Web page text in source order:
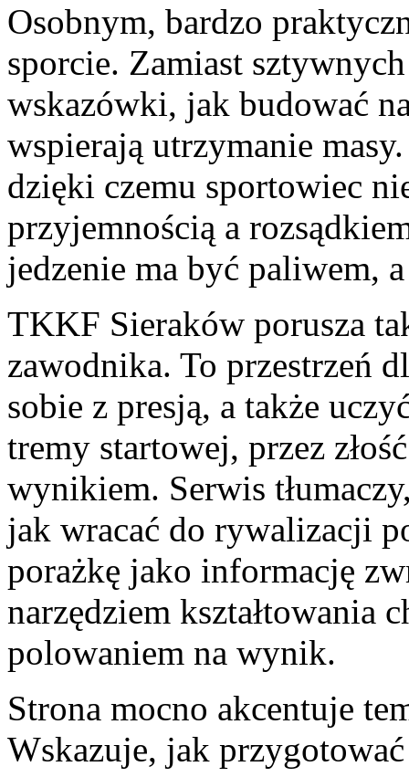
Osobnym, bardzo
sporcie. Zamiast
wskazówki, jak budować
wspierają utrzymanie
dzięki czemu sportowiec
przyjemnością a
jedzenie ma być paliwem,
TKKF Sieraków porusza
zawodnika. To przestrzeń
sobie z presją, a także
tremy startowej, przez
wynikiem. Serwis
jak wracać do rywalizacji
porażkę jako informację
narzędziem kształtowania
polowaniem na wynik.
Strona mocno akcentuje
Wskazuje, jak